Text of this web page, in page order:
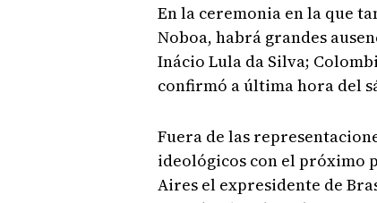
En la ceremonia en la que
Noboa, habrá grandes
Inácio Lula da Silva;
confirmó a última hora del
Fuera de las
ideológicos con el próximo
Aires el expresidente de